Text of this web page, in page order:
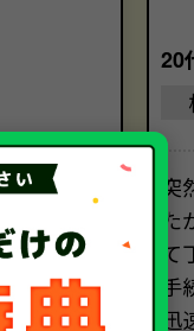
おかげ
ることが
きを進
カラさ
たです。
20